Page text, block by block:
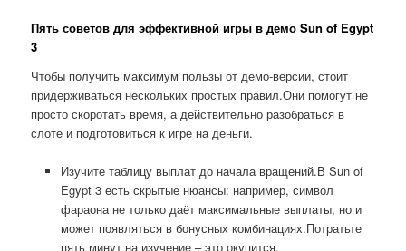
Пять советов для эффективной игры в демо Sun of Egypt
3
Чтобы получить максимум пользы от демо-версии, стоит
придерживаться нескольких простых правил.Они помогут не
просто скоротать время, а действительно разобраться в
слоте и подготовиться к игре на деньги.
Изучите таблицу выплат до начала вращений.В Sun of
Egypt 3 есть скрытые нюансы: например, символ
фараона не только даёт максимальные выплаты, но и
может появляться в бонусных комбинациях.Потратьте
пять минут на изучение – это окупится.